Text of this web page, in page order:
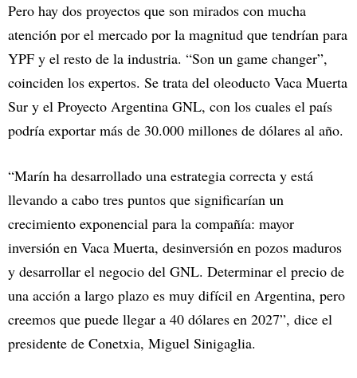
Pero hay dos proyectos que son mirados con mucha
atención por el mercado por la magnitud que tendrían para
YPF y el resto de la industria. “Son un game changer”,
coinciden los expertos. Se trata del oleoducto Vaca Muerta
Sur y el Proyecto Argentina GNL, con los cuales el país
podría exportar más de 30.000 millones de dólares al año.
“Marín ha desarrollado una estrategia correcta y está
llevando a cabo tres puntos que significarían un
crecimiento exponencial para la compañía: mayor
inversión en Vaca Muerta, desinversión en pozos maduros
y desarrollar el negocio del GNL. Determinar el precio de
una acción a largo plazo es muy difícil en Argentina, pero
creemos que puede llegar a 40 dólares en 2027”, dice el
presidente de Conetxia, Miguel Sinigaglia.